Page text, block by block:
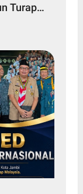
Turap